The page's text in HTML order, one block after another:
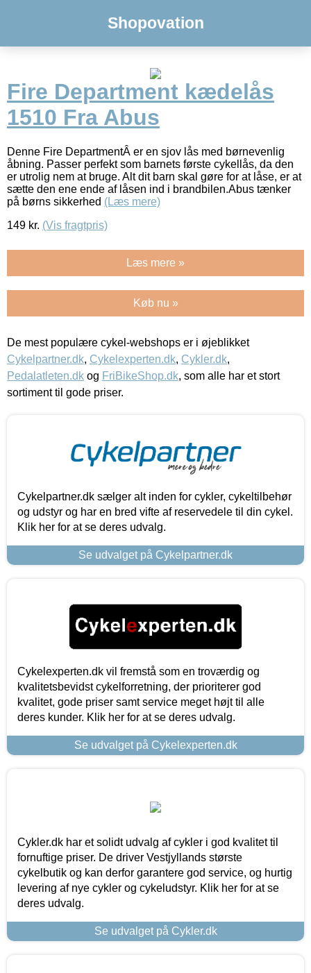
Shopovation
Fire Department kædelås
1510 Fra Abus
Denne Fire DepartmentÂ er en sjov lås med børnevenlig
åbning. Passer perfekt som barnets første cykellås, da den
er utrolig nem at bruge. Alt dit barn skal gøre for at låse, er at
sætte den ene ende af låsen ind i brandbilen.Abus tænker
på børns sikkerhed (Læs mere)
149 kr. (Vis fragtpris)
Læs mere »
Køb nu »
De mest populære cykel-webshops er i øjeblikket
Cykelpartner.dk, Cykelexperten.dk, Cykler.dk,
Pedalatleten.dk og FriBikeShop.dk, som alle har et stort
sortiment til gode priser.
Cykelpartner.dk sælger alt inden for cykler, cykeltilbehør
og udstyr og har en bred vifte af reservedele til din cykel.
Klik her for at se deres udvalg.
Se udvalget på Cykelpartner.dk
Cykelexperten.dk vil fremstå som en troværdig og
kvalitetsbevidst cykelforretning, der prioriterer god
kvalitet, gode priser samt service meget højt til alle
deres kunder. Klik her for at se deres udvalg.
Se udvalget på Cykelexperten.dk
Cykler.dk har et solidt udvalg af cykler i god kvalitet til
fornuftige priser. De driver Vestjyllands største
cykelbutik og kan derfor garantere god service, og hurtig
levering af nye cykler og cykeludstyr. Klik her for at se
deres udvalg.
Se udvalget på Cykler.dk